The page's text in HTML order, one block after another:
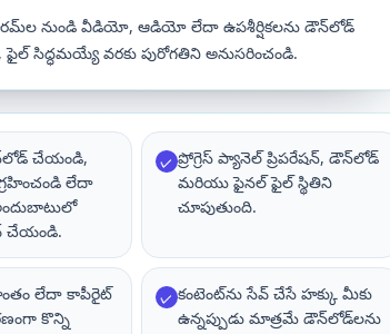
నుండి వీడియో, ఆడియో లేదా ఉపశీర్షికలను డౌన్‌లోడ్
సిద్ధమయ్యే వరకు పురోగతిని అనుసరించండి.
చేయండి,
లేదా
చేయండి.
✓ ప్రోగ్రెస్ ప్యానెల్ ప్రిపరేషన్, డౌన్‌లోడ్
మరియు ఫైనల్ ఫైల్ స్థితిని
చూపుతుంది.
లేదా కాపీరైట్
కొన్ని
✓ కంటెంట్‌ను సేవ్ చేసే హక్కు మీకు
ఉన్నప్పుడు మాత్రమే డౌన్‌లోడ్‌లను